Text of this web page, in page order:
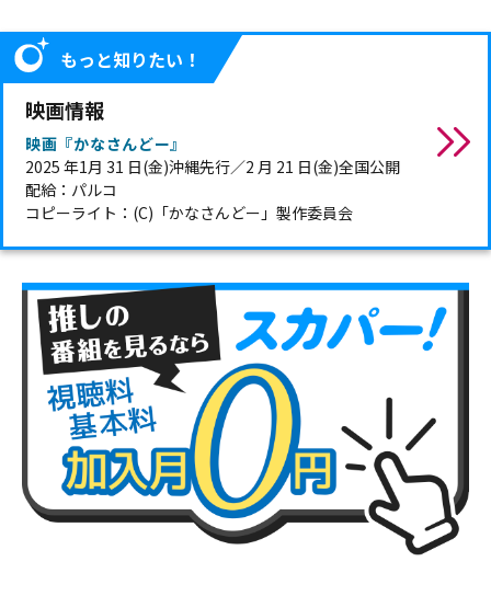
もっと知りたい！
映画情報
映画『かなさんどー』
2025 年1月 31 日(金)沖縄先行／2 月 21 日(金)全国公開
配給：パルコ
コピーライト：(C)「かなさんどー」製作委員会